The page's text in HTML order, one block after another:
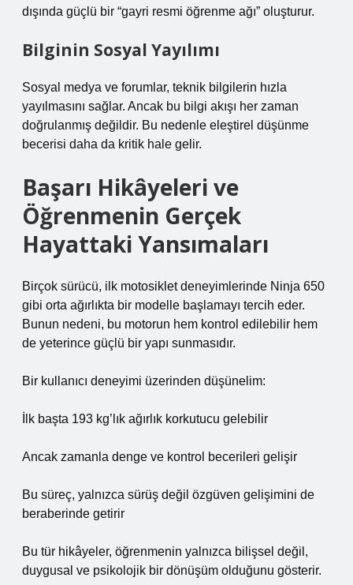
dışında güçlü bir “gayri resmi öğrenme ağı” oluşturur.
Bilginin Sosyal Yayılımı
Sosyal medya ve forumlar, teknik bilgilerin hızla
yayılmasını sağlar. Ancak bu bilgi akışı her zaman
doğrulanmış değildir. Bu nedenle eleştirel düşünme
becerisi daha da kritik hale gelir.
Başarı Hikâyeleri ve
Öğrenmenin Gerçek
Hayattaki Yansımaları
Birçok sürücü, ilk motosiklet deneyimlerinde Ninja 650
gibi orta ağırlıkta bir modelle başlamayı tercih eder.
Bunun nedeni, bu motorun hem kontrol edilebilir hem
de yeterince güçlü bir yapı sunmasıdır.
Bir kullanıcı deneyimi üzerinden düşünelim:
İlk başta 193 kg’lık ağırlık korkutucu gelebilir
Ancak zamanla denge ve kontrol becerileri gelişir
Bu süreç, yalnızca sürüş değil özgüven gelişimini de
beraberinde getirir
Bu tür hikâyeler, öğrenmenin yalnızca bilişsel değil,
duygusal ve psikolojik bir dönüşüm olduğunu gösterir.